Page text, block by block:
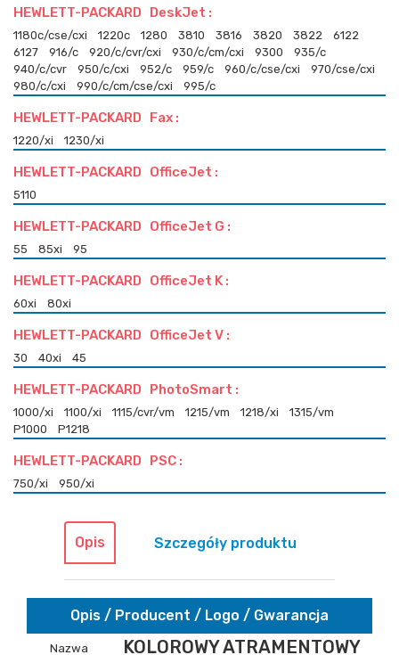
HEWLETT-PACKARD DeskJet :
1180c/cse/cxi 1220c 1280 3810 3816 3820 3822
6122
6127
916/c 920/c/cvr/cxi 930/c/cm/cxi 9300
935/c
940/c/cvr
950/c/cxi 952/c 959/c 960/c/cse/cxi
970/cse/cxi
980/c/cxi
990/c/cm/cse/cxi 995/c
HEWLETT-PACKARD Fax :
1220/xi 1230/xi
HEWLETT-PACKARD OfficeJet :
5110
HEWLETT-PACKARD OfficeJet G :
55 85xi 95
HEWLETT-PACKARD OfficeJet K :
60xi 80xi
HEWLETT-PACKARD OfficeJet V :
30 40xi 45
HEWLETT-PACKARD PhotoSmart :
1000/xi 1100/xi 1115/cvr/vm 1215/vm 1218/xi
1315/vm
P1000
P1218
HEWLETT-PACKARD PSC :
750/xi 950/xi
Opis Szczegóły produktu
Opis / Producent / Logo / Gwarancja
Nazwa KOLOROWY ATRAMENTOWY